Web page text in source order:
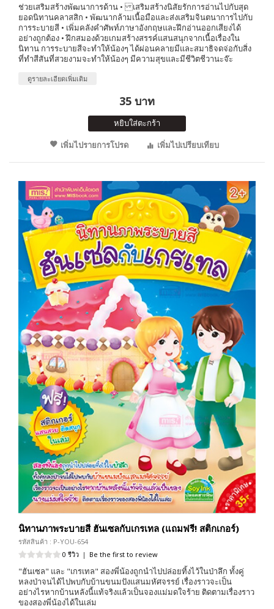
ช่วยเสริมสร้างพัฒนาการด้าน • เสริมสร้างนิสัยรักการอ่านไปกับสุด
ยอดนิทานคลาสสิก • พัฒนากล้ามเนื้อมือและส่งเสริมจินตนาการไปกับ
การระบายสี • เพิ่มคลังคำศัพท์ภาษาอังกฤษและฝึกอ่านออกเสียงได้
อย่างถูกต้อง • ฝึกสมองด้วยเกมสร้างสรรค์แสนสนุกจากเนื้อเรื่องใน
นิทาน การระบายสีจะทำให้น้องๆ ได้ผ่อนคลายมีและสมาธิจดจ่อกับสิ่ง
ที่ทำสีสันที่สวยงามจะทำให้น้องๆ มีความสุขและมีชีวิตชีวานะจ๊ะ
ดูรายละเอียดเพิ่มเติม
35 บาท
หยิบใส่ตะกร้า
เพิ่มไปรายการโปรด
เพิ่มไปเปรียบเทียบ
นิทานภาพระบายสี ฮันเซลกับเกรเทล (แถมฟรี! สติกเกอร์)
รหัสสินค้า : P-YOU-654
0 รีวิว | Be the first to review
"ฮันเซล" และ "เกรเทล" สองพี่น้องถูกนำไปปล่อยทิ้งไว้ในป่าลึก ทั้งคู่
หลงป่าจนได้ไปพบกับบ้านขนมปังแสนมหัศจรรย์ เรื่องราวจะเป็น
อย่างไรหากบ้านหลังนี้แท้จริงแล้วเป็นจองแม่มดใจร้าย ติดตามเรื่องราว
ของสองพี่น้องได้ในเล่ม